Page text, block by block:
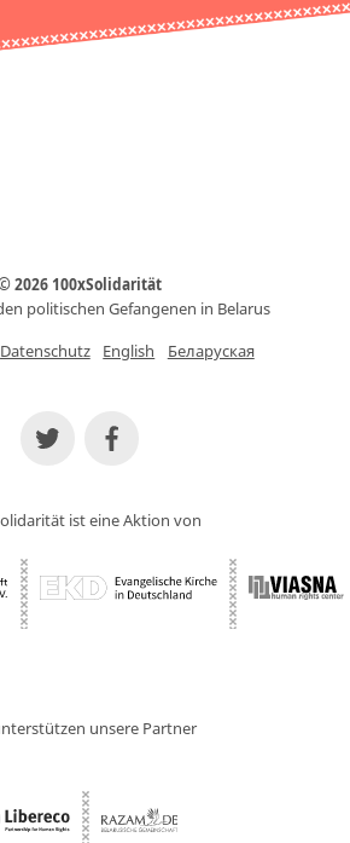
2026 100xSolidarität
politischen Gefangenen in Belarus
Datenschutz English Беларуская
ist eine Aktion von
unsere Partner